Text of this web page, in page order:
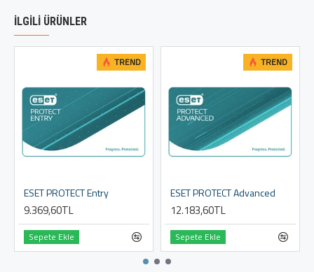
İLGILI ÜRÜNLER
TREND
ESET PROTECT Entry
9.369,60TL
Sepete Ekle
TREND
ESET PROTECT Advanced
12.183,60TL
Sepete Ekle